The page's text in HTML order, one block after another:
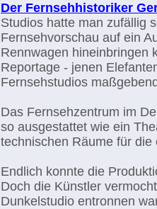
Der Fernsehhistoriker
Studios hatte man zufällig
Fernsehvorschau auf ein
Rennwagen hineinbringen
Reportage - jenen
Fernsehstudios
Das Fernsehzentrum im
so ausgestattet wie ein
technischen Räume für
Endlich konnte die
Doch die Künstler
Dunkelstudio entronnen